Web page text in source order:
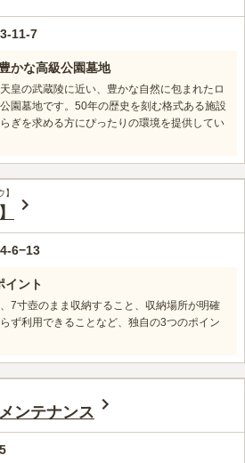
11-7
かな高級公園墓地
皇の武蔵陵に近い、豊かな自然に包まれたロ
園墓地です。50年の歴史を刻む格式ある施設
ぎを求める方にぴったりの環境を提供してい
6−13
イント
7寸壺のまま収納すること、収納場所が明確
ず利用できることなど、独自の3つのポイン
ンテナンス